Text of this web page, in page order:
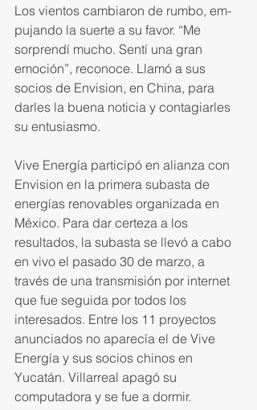
Los vientos cambiaron de rumbo, em­
pujando la suerte a su favor. “Me
sorprendí mucho. Sentí una gran
emoción”, reconoce. Llamó a sus
socios de Envision, en China, para
darles la buena noticia y contagiar­les
su entusiasmo.
Vive Energía participó en alianza con
Envision en la primera subasta de
energías renovables or­ganizada en
México. Para dar cer­teza a los
resultados, la subasta se llevó a cabo
en vivo el pasado 30 de marzo, a
través de una transmisión por internet
que fue seguida por todos los
interesados. Entre los 11 proyectos
anunciados no aparecía el de Vive
Energía y sus socios chi­nos en
Yucatán. Villarreal apagó su
computadora y se fue a dormir.